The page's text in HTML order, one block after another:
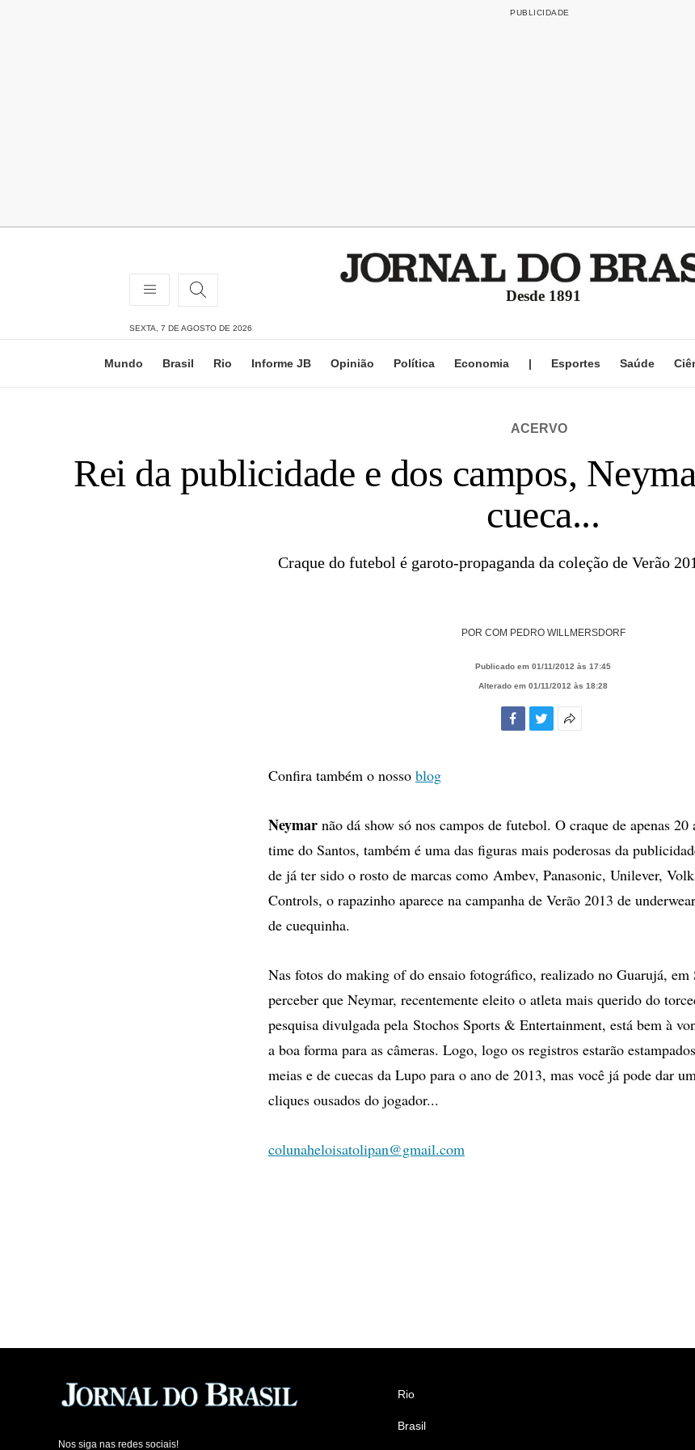
Desde 1891
SEXTA, 7 DE AGOSTO DE 2026
Mundo Brasil Rio Informe JB Opinião Política Economia | Esportes Saúde
ACERVO
Rei da publicidade e dos campos,
cueca...
Craque do futebol é garoto-propaganda da coleção de Verão
POR COM PEDRO WILLMERSDORF
Publicado em 01/11/2012 às 17:45
Alterado em 01/11/2012 às 18:28
Confira também o nosso blog
Neymar não dá show só nos campos de futebol. O craque de apenas 20
time do Santos, também é uma das figuras mais poderosas da
de já ter sido o rosto de marcas como Ambev, Panasonic, Unilever,
Controls, o rapazinho aparece na campanha de Verão 2013 de
de cuequinha.
Nas fotos do making of do ensaio fotográfico, realizado no Guarujá, em
perceber que Neymar, recentemente eleito o atleta mais querido do
pesquisa divulgada pela Stochos Sports & Entertainment, está bem à
a boa forma para as câmeras. Logo, logo os registros estarão
meias e de cuecas da Lupo para o ano de 2013, mas você já pode dar
cliques ousados do jogador...
colunaheloisatolipan@gmail.com
Nos siga nas redes sociais!
Rio
Brasil